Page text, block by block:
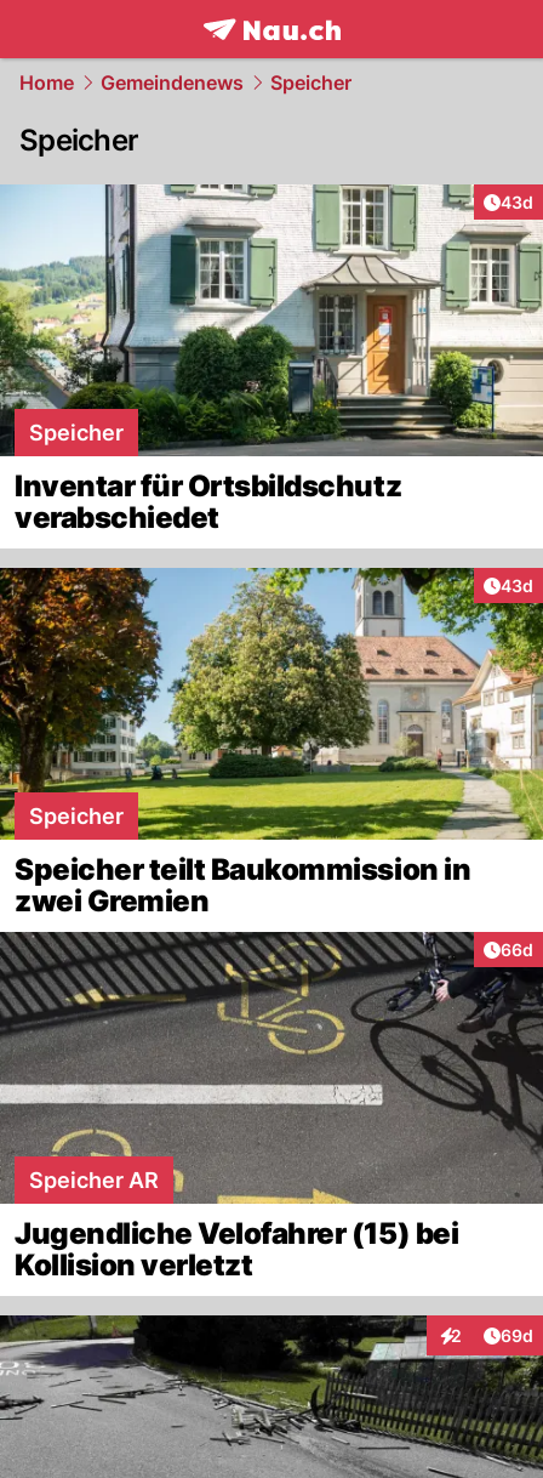
frontpage.NAU.ch
Home Gemeindenews Speicher
Speicher
43d
Speicher
Inventar für Ortsbildschutz
verabschiedet
43d
Speicher
Speicher teilt Baukommission in
zwei Gremien
66d
Speicher AR
Jugendliche Velofahrer (15) bei
Kollision verletzt
2
Interaktionen
69d